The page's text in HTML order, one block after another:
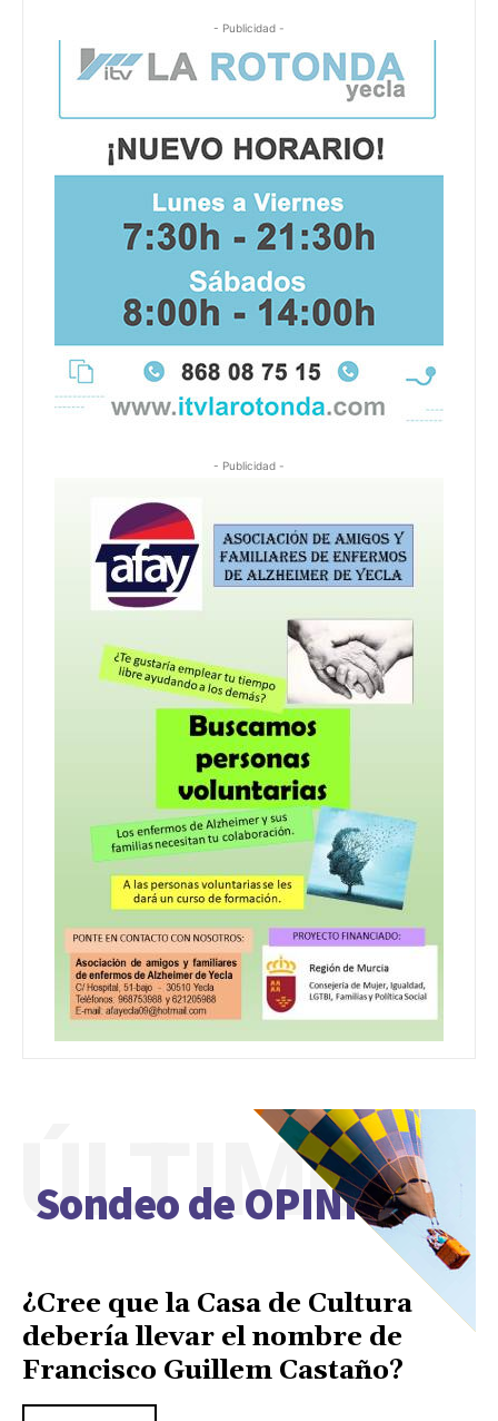
- Publicidad -
- Publicidad -
Sondeo de OPINIÓN
ÚLTIMO
¿Cree que la Casa de Cultura
debería llevar el nombre de
Francisco Guillem Castaño?